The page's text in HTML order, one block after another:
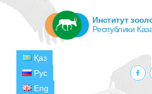
Қаз
Рус
Eng
Институт
Республики